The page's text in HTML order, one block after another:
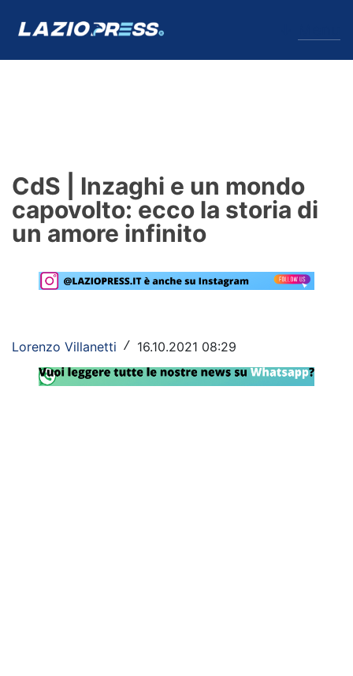
Formello
Infortuni
Primavera
Lazio Women
Rassegna Lazio
CdS | Inzaghi e un mondo
capovolto: ecco la storia di
un amore infinito
Lorenzo Villanetti / 16.10.2021 08:29